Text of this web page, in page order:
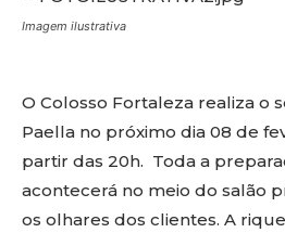
Imagem ilustrativa
O Colosso Fortaleza realiza o
Paella no próximo dia 08 de
partir das 20h. Toda a
acontecerá no meio do salão
os olhares dos clientes. A